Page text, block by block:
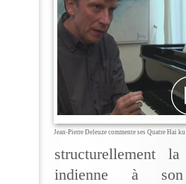
Jean-Pierre Deleuze commente ses Quatre Hai ku
structurellement
indienne à son